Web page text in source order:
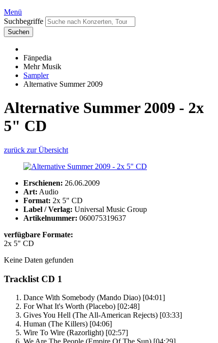
Menü
Suchbegriffe
Suchen
Fänpedia
Mehr Musik
Sampler
Alternative Summer 2009
Alternative Summer 2009 - 2x
5" CD
zurück zur Übersicht
Erschienen: 26.06.2009
Art: Audio
Format: 2x 5" CD
Label / Verlag: Universal Music Group
Artikelnummer: 060075319637
verfügbare Formate:
2x 5" CD
Keine Daten gefunden
Tracklist CD 1
Dance With Somebody (Mando Diao) [04:01]
For What It's Worth (Placebo) [02:48]
Gives You Hell (The All-American Rejects) [03:33]
Human (The Killers) [04:06]
Wire To Wire (Razorlight) [02:57]